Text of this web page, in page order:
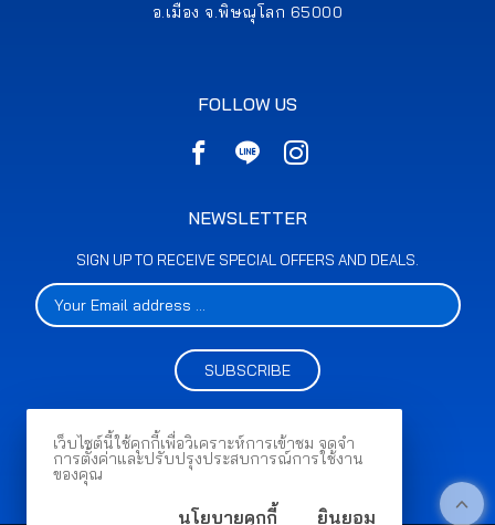
อ.เมือง จ.พิษณุโลก 65000
FOLLOW US
NEWSLETTER
SIGN UP TO RECEIVE SPECIAL OFFERS AND DEALS.
SUBSCRIBE
เว็บไซต์นี้ใช้คุกกี้เพื่อวิเคราะห์การเข้าชม จดจำ
การตั้งค่าและปรับปรุงประสบการณ์การใช้งาน
ของคุณ
นโยบายคุกกี้ ยินยอม